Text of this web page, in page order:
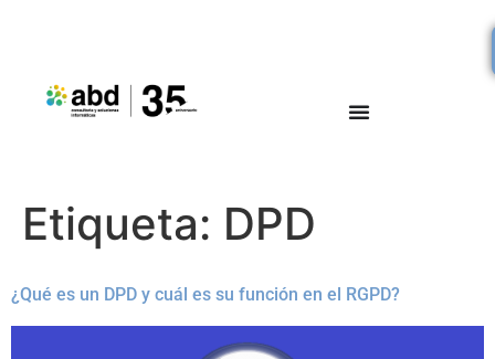
Etiqueta: DPD
¿Qué es un DPD y cuál es su función en el RGPD?